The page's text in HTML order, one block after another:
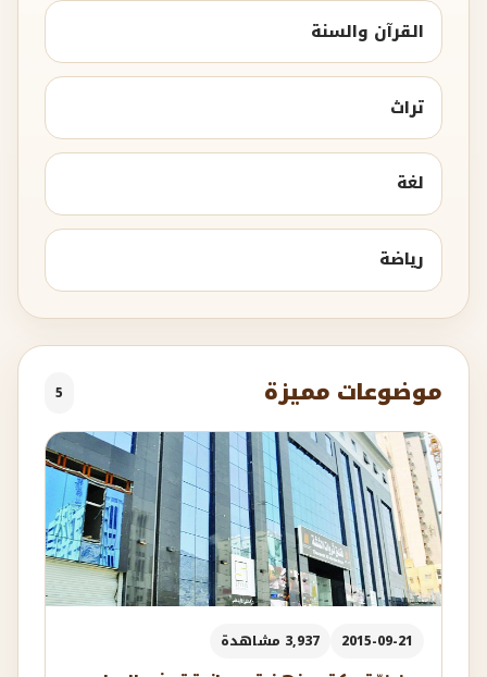
القرآن والسنة
تراث
لغة
رياضة
موضوعات مميزة 5
2015-09-21 3,937 مشاهدة